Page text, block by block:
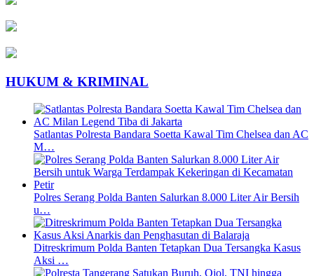
HUKUM & KRIMINAL
Satlantas Polresta Bandara Soetta Kawal Tim Chelsea dan AC
M…
Polres Serang Polda Banten Salurkan 8.000 Liter Air Bersih
u…
Ditreskrimum Polda Banten Tetapkan Dua Tersangka Kasus
Aksi …